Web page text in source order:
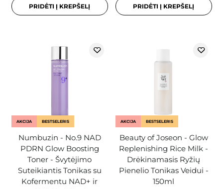
PRIDĖTI Į KREPŠELĮ PRIDĖTI Į KREPŠELĮ
AKCIJA BESTSELERIS
Numbuzin - No.9 NAD
PDRN Glow Boosting
Toner - Švytėjimo
Suteikiantis Tonikas su
Kofermentu NAD+ ir
AKCIJA BESTSELERIS
Beauty of Joseon - Glow
Replenishing Rice Milk -
Drėkinamasis Ryžių
Pienelio Tonikas Veidui -
150ml